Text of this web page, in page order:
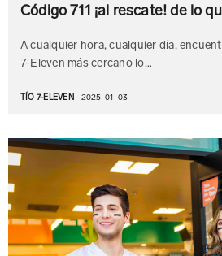
Código 711 ¡al rescate! de lo
A cualquier hora, cualquier día,
7-Eleven más cercano lo…
TÍO 7-ELEVEN- 2025-01-03